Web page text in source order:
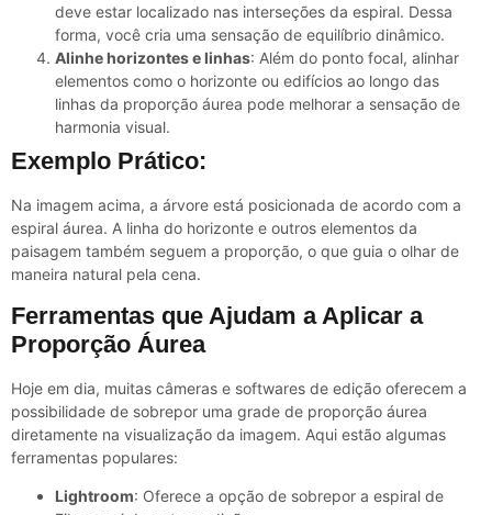
deve estar localizado nas interseções da espiral. Dessa
forma, você cria uma sensação de equilíbrio dinâmico.
Alinhe horizontes e linhas: Além do ponto focal, alinhar
elementos como o horizonte ou edifícios ao longo das
linhas da proporção áurea pode melhorar a sensação de
harmonia visual.
Exemplo Prático:
Na imagem acima, a árvore está posicionada de acordo com a
espiral áurea. A linha do horizonte e outros elementos da
paisagem também seguem a proporção, o que guia o olhar de
maneira natural pela cena.
Ferramentas que Ajudam a Aplicar a
Proporção Áurea
Hoje em dia, muitas câmeras e softwares de edição oferecem a
possibilidade de sobrepor uma grade de proporção áurea
diretamente na visualização da imagem. Aqui estão algumas
ferramentas populares:
Lightroom: Oferece a opção de sobrepor a espiral de